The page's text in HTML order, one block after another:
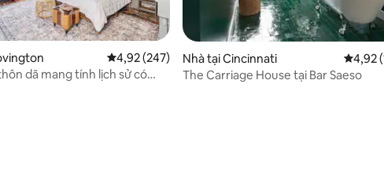
5, 178 đánh giá
Xếp hạng trung bình 4,92/5, 247 đánh giá
4,92 (247)
dã mang tính lịch sử có
Nhà tại Cincinnati Xếp4,92
The Carriage House tại Bar Saeso